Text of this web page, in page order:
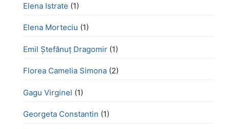
Elena Istrate (1)
Elena Morteciu (1)
Emil Ștefănuț Dragomir (1)
Florea Camelia Simona (2)
Gagu Virginel (1)
Georgeta Constantin (1)